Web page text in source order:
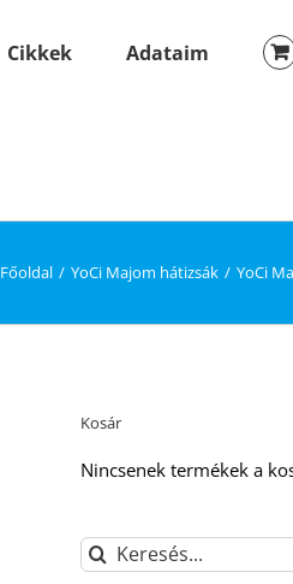
Cikkek Adataim
Főoldal YoCi Majom hátizsák YoCi
Kosár
Nincsenek termékek a
Keresés...